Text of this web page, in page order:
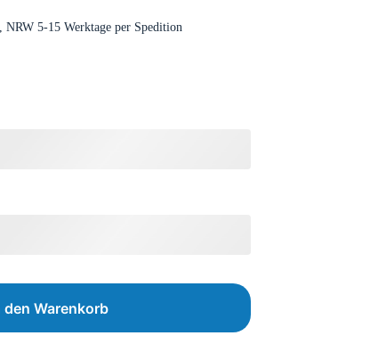
NRW 5-15 Werktage per Spedition
den Warenkorb